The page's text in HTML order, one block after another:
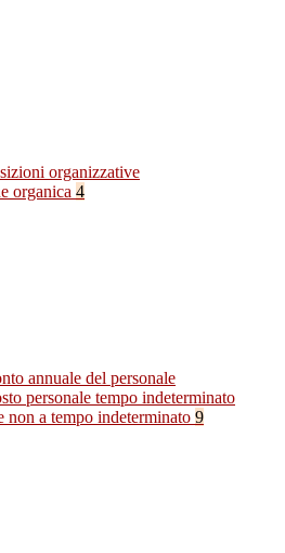
organizzative
organica 4
annuale del personale
personale tempo indeterminato
non a tempo indeterminato 9